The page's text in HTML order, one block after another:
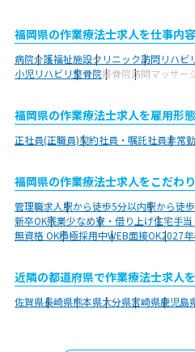
福岡県の作業療法士求人を仕事内
病院介護福祉施設クリニック訪問リハビ
小児リハビリ整骨院接骨院訪問マッサー
福岡県の作業療法士求人を雇用形
正社員(正職員)契約社員・嘱託社員非常
福岡県の作業療法士求人をこだわ
管理職求人駅から徒歩5分以内駅から徒
新卒OK残業少なめ寮・借り上げ住宅手
無資格 OK積極採用中WEB面接OK2027
近隣の都道府県で作業療法士求人
佐賀県長崎県熊本県大分県宮崎県鹿児島